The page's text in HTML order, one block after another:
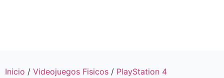
Inicio / Videojuegos Fisicos / PlayStation 4